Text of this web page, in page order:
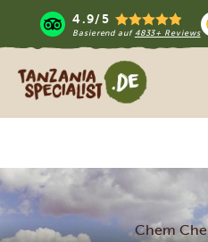
4.9/5
Basierend auf 4833+ Reviews
Tanzania Specialist
Chem